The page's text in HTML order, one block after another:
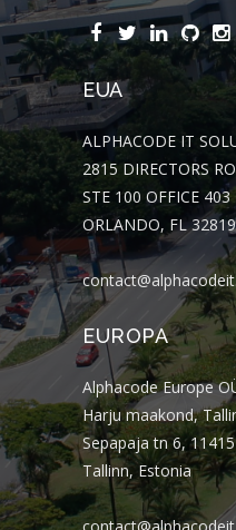
EUA
ALPHACODE IT
2815 DIRECTORS
STE 100 OFFICE 403
ORLANDO, FL 32819
EUROPA
Alphacode Europe
Harju maakond,
Sepapaja tn 6, 11415
Tallinn, Estonia